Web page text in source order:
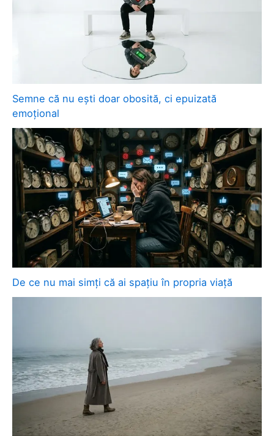
Semne că nu ești doar obosită, ci epuizată
emoțional
De ce nu mai simți că ai spațiu în propria viață